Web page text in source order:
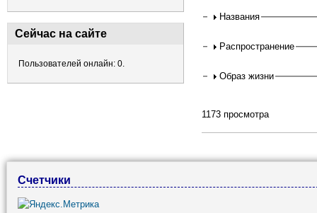
Сейчас на сайте
Пользователей онлайн: 0.
Названия
Распространение
Образ жизни
1173 просмотра
Счетчики